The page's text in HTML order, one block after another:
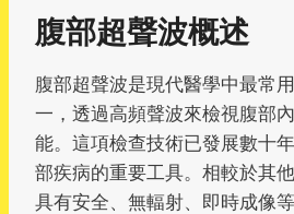
腹部超聲波概述
腹部超聲波是現代醫學中最常
一，透過高頻聲波來檢視腹部
能。這項檢查技術已發展數十
部疾病的重要工具。相較於其
具有安全、無輻射、即時成像